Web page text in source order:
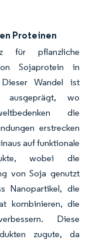
Proteinen
für pflanzliche
Sojaprotein in
Dieser Wandel ist
ausgeprägt, wo
die
erstrecken
auf funktionale
wobei die
von Soja genutzt
Nanopartikel, die
kombinieren, die
Diese
zugute, da